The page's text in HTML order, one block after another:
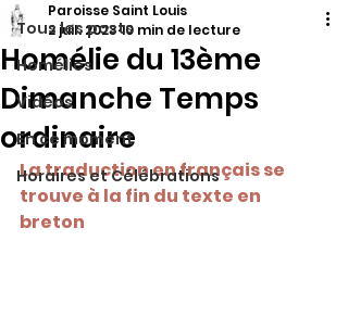
Tous les posts
Homélies
Vidéos
En ce moment
Horaires et Célébrations
Homélie du 13ème
Dimanche Temps
ordinaire
Paroisse Saint Louis
2 juil. 2023 10 min de lecture
La traduction en français se
trouve à la fin du texte en
breton